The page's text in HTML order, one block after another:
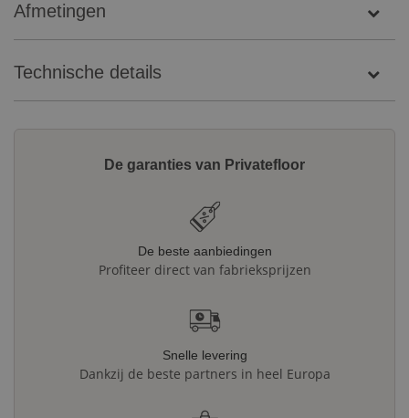
Afmetingen
Technische details
De garanties van Privatefloor
De beste aanbiedingen
Profiteer direct van fabrieksprijzen
Snelle levering
Dankzij de beste partners in heel Europa